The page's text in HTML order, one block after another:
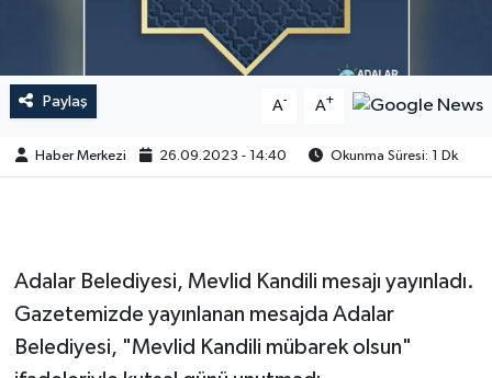
Paylaş A- A+
Haber Merkezi 26.09.2023 - 14:40 Okunma Süresi: 1 Dk
Adalar Belediyesi, Mevlid Kandili mesajı yayınladı.
Gazetemizde yayınlanan mesajda Adalar
Belediyesi, "Mevlid Kandili mübarek olsun"